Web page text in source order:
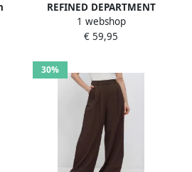
REFINED DEPARTMENT
Dames Broeken Ladies
Woven A-line Wide Bambi
1 webshop
€ 59,95
30%